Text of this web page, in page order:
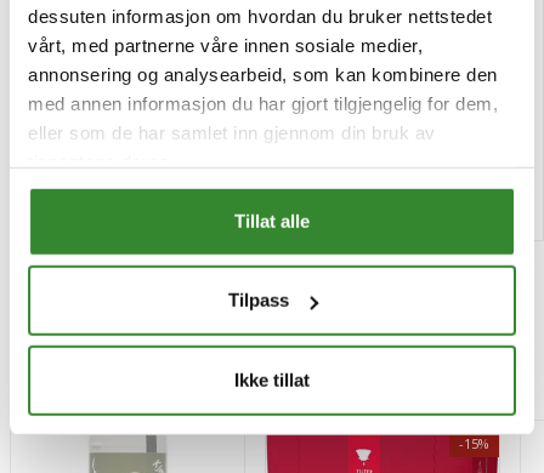
dessuten informasjon om hvordan du bruker nettstedet
vårt, med partnerne våre innen sosiale medier,
annonsering og analysearbeid, som kan kombinere den
med annen informasjon du har gjort tilgjengelig for dem,
eller som de har samlet inn gjennom din bruk av
Tillat alle
Tilpass
Ikke tillat
Sort trøffelkrem 50g
Pris
kr 226,05 /stk
Tilgjengelig
Kjøp
Oksefond konsentrat 1l
Pris
kr 298,10
Bestillingsvare
Kjøp
-15%